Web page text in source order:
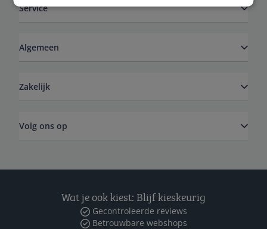
Service
Algemeen
Zakelijk
Volg ons op
Wat je ook kiest: Blijf kieskeurig
Gecontroleerde reviews
Betrouwbare webshops